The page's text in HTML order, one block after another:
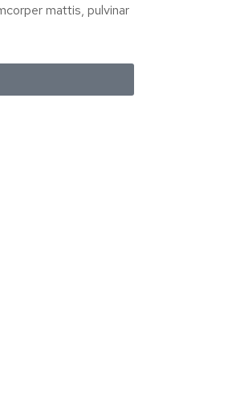
mattis, pulvinar